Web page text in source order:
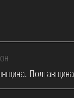
Полтавщина